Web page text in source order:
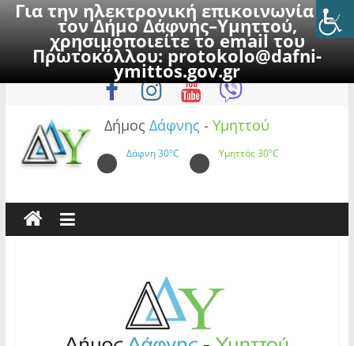
Για την ηλεκτρονική επικοινωνία με
τον Δήμο Δάφνης–Υμηττού,
χρησιμοποιείτε το email του
Πρωτοκόλλου:protokolo@dafni-
ymittos.gov.gr
to
Παρασκευή, 7 Αυγούστου 2026
Δήμος Δάφνης - Υμηττού
Δάφνη30°C Υμηττός30°C